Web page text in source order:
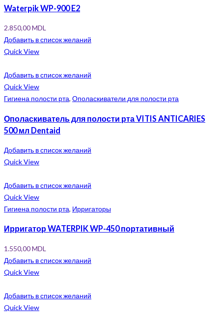
Waterpik WP-900 E2
2.850,00MDL
Добавить в список желаний
Quick View
Добавить в список желаний
Quick View
Гигиена полости рта, Ополаскиватели для полости рта
Ополаскиватель для полости рта VITIS ANTICARIES
500 мл Dentaid
Добавить в список желаний
Quick View
Добавить в список желаний
Quick View
Гигиена полости рта, Ирригаторы
Ирригатор WATERPIK WP-450 портативный
1.550,00MDL
Добавить в список желаний
Quick View
Добавить в список желаний
Quick View